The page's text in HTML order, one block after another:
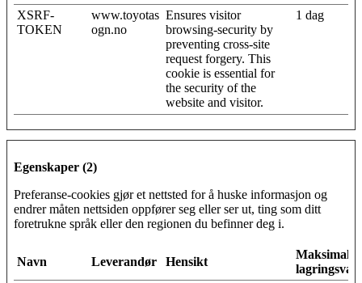
XSRF-
TOKEN
www.toyotas
ogn.no
Ensures visitor
browsing-security by
preventing cross-site
request forgery. This
cookie is essential for
the security of the
website and visitor.
1 dag
Egenskaper (2)
Preferanse-cookies gjør et nettsted for å huske informasjon og
endrer måten nettsiden oppfører seg eller ser ut, ting som ditt
foretrukne språk eller den regionen du befinner deg i.
Navn Leverandør Hensikt
Maksimal